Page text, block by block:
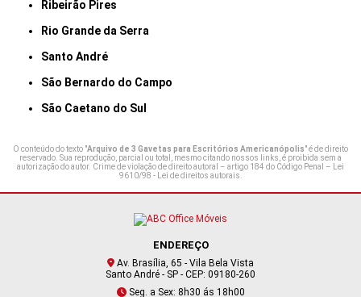
Ribeirão Pires
Rio Grande da Serra
Santo André
São Bernardo do Campo
São Caetano do Sul
O conteúdo do texto "Arquivo de 3 Gavetas para Escritórios Americanópolis" é de direito
reservado. Sua reprodução, parcial ou total, mesmo citando nossos links, é proibida sem a
autorização do autor. Crime de violação de direito autoral – artigo 184 do Código Penal – Lei
9610/98 - Lei de direitos autorais.
ENDEREÇO
Av. Brasília, 65 - Vila Bela Vista
Santo André - SP - CEP: 09180-260
Seg. a Sex: 8h30 ás 18h00